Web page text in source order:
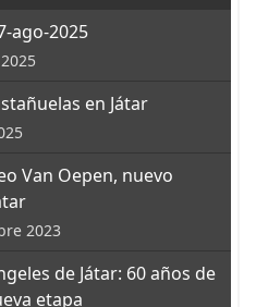
ago-2025
en Játar
Van Oepen, nuevo
2023
de Játar: 60 años de
etapa